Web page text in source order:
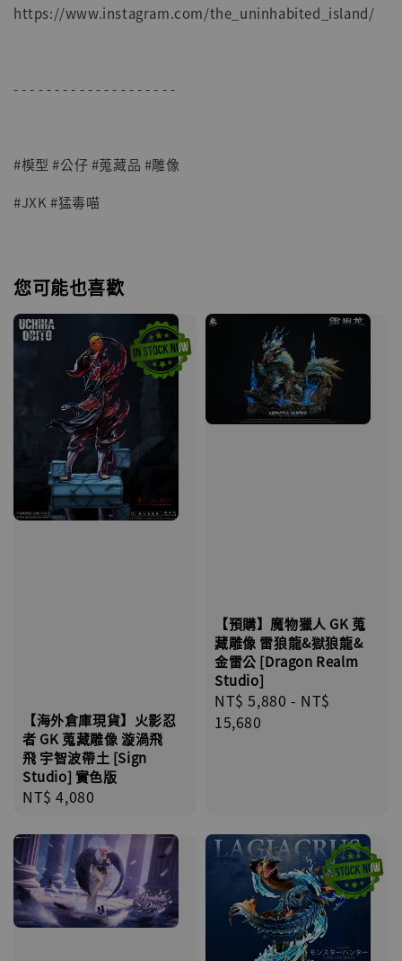
https://www.instagram.com/the_uninhabited_island/
- - - - - - - - - - - - - - - - - - - -
#模型 #公仔 #蒐藏品 #雕像
#JXK #猛毒喵
您可能也喜歡
【海外倉庫現貨】火影忍
者 GK 蒐藏雕像 漩渦飛
飛 宇智波帶土 [Sign
Studio] 實色版
Regular
NT$ 4,080
【預購】魔物獵人 GK 蒐
藏雕像 雷狼龍&獄狼龍&
金雷公 [Dragon Realm
Studio]
Regular
price
NT$ 5,880 - NT$
15,680